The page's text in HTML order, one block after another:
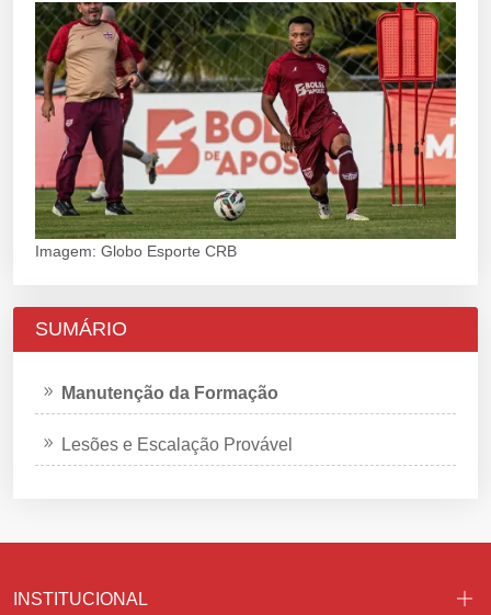
Imagem: Globo Esporte CRB
SUMÁRIO
Manutenção da Formação
Lesões e Escalação Provável
INSTITUCIONAL